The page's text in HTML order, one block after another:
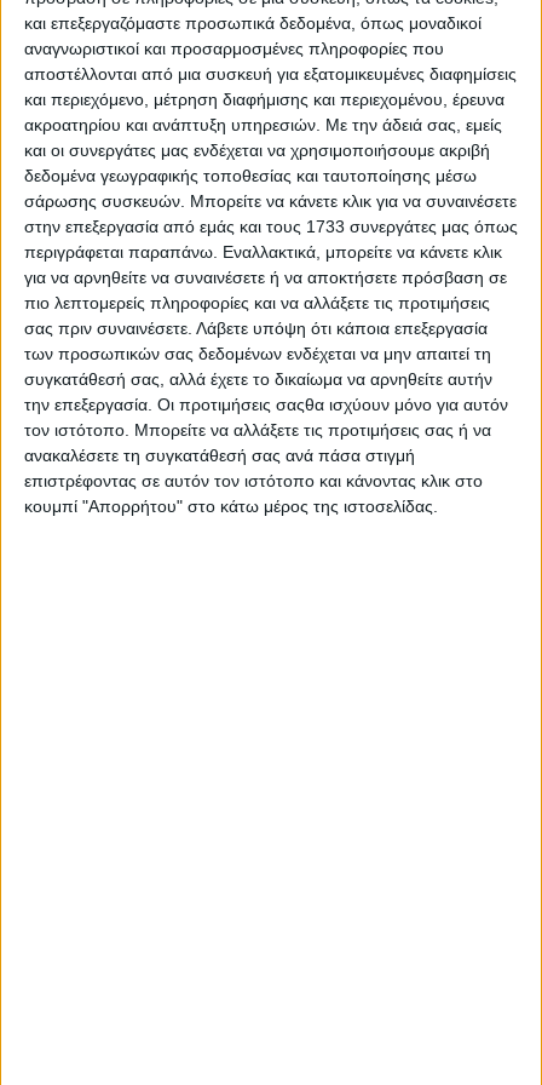
και επεξεργαζόμαστε προσωπικά δεδομένα, όπως μοναδικοί
αναγνωριστικοί και προσαρμοσμένες πληροφορίες που
αποστέλλονται από μια συσκευή για εξατομικευμένες διαφημίσεις
και περιεχόμενο, μέτρηση διαφήμισης και περιεχομένου, έρευνα
ακροατηρίου και ανάπτυξη υπηρεσιών. Με την άδειά σας, εμείς
και οι συνεργάτες μας ενδέχεται να χρησιμοποιήσουμε ακριβή
δεδομένα γεωγραφικής τοποθεσίας και ταυτοποίησης μέσω
σάρωσης συσκευών. Μπορείτε να κάνετε κλικ για να συναινέσετε
στην επεξεργασία από εμάς και τους 1733 συνεργάτες μας όπως
περιγράφεται παραπάνω. Εναλλακτικά, μπορείτε να κάνετε κλικ
για να αρνηθείτε να συναινέσετε ή να αποκτήσετε πρόσβαση σε
πιο λεπτομερείς πληροφορίες και να αλλάξετε τις προτιμήσεις
σας πριν συναινέσετε. Λάβετε υπόψη ότι κάποια επεξεργασία
των προσωπικών σας δεδομένων ενδέχεται να μην απαιτεί τη
συγκατάθεσή σας, αλλά έχετε το δικαίωμα να αρνηθείτε αυτήν
την επεξεργασία. Οι προτιμήσεις σαςθα ισχύουν μόνο για αυτόν
τον ιστότοπο. Μπορείτε να αλλάξετε τις προτιμήσεις σας ή να
ανακαλέσετε τη συγκατάθεσή σας ανά πάσα στιγμή
επιστρέφοντας σε αυτόν τον ιστότοπο και κάνοντας κλικ στο
κουμπί "Απορρήτου" στο κάτω μέρος της ιστοσελίδας.
και νέων στοιχείων στη C43, τα οποία υπολογίζεται
ότι θα προσφέρουν μεγάλα περιθώρια βελτίωσης
κατά τη διάρκεια της χρονιάς, σύμφωνα με τους
Ιταλούς.
Το νέο μονοθέσιο είναι έτοιμο για το shakedown
που είναι προγραμματισμένο για αυτή την
εβδομάδα στη Βαρκελώνη, ενώ θα ακολουθήσουν
οι χειμερινές δοκιμές στα τέλη του μήνα στο
Μπαχρέιν.
Για το νέο μονοθέσιοο επικεφαλής της ομάδας,
Alessandro Alunni Bravi, δήλωσε μεταξύ άλλων: “Η
δημιουργία ενός μονοθεσίου είναι μια μακρά
διαδικασία στην οποία εμπλέκονται όλα τα τμήματα
της ομάδας και έτσι η σημερινή παρουσίαση είναι
μια ιδιαίτερη στιγμή για όλους μας…είναι το